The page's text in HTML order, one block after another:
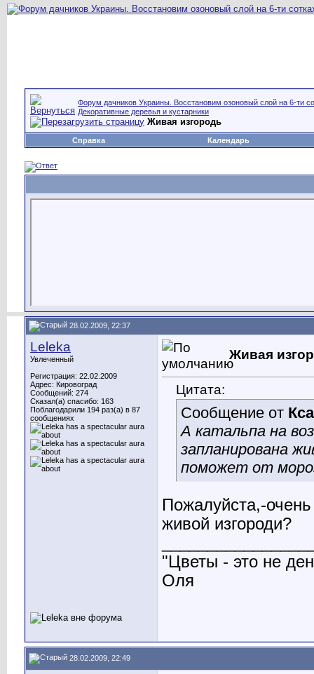
Форум дачников Украины. Восстановим озоновый слой на 6-ти
Декоративные деревья и кустарники
Живая изгородь
Справка Календарь
28.02.2009, 22:37
Leleka
Увлеченный
Регистрация: 22.02.2009
Адрес: Кировоград
Сообщений: 274
Сказал(а) спасибо: 163
Поблагодарили 194 раз(а) в 87
сообщениях
Живая
Цитата:
Сообщение от
А катальпа на
запланирована
поможет от
Пожалуйста,-
живой изгороди?
"Цветы - это не
Оля
28.02.2009, 22:49